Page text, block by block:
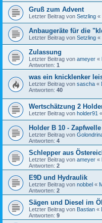
Gruß zum Advent
Letzter Beitrag von Setzling «
Anbaugeräte für die
Letzter Beitrag von Setzling «
Zulassung
Letzter Beitrag von ameyer «
Antworten: 1
was ein knicklenker
Letzter Beitrag von sascha «
Antworten: 40
Wertschätzung 2
Letzter Beitrag von holder91 «
Holder B 10 - Zapfwelle
Letzter Beitrag von
Antworten: 4
Schlepper aus
Letzter Beitrag von ameyer «
Antworten: 2
E9D und Hydraulik
Letzter Beitrag von nobbel «
Antworten: 2
Sägen und Diesel im Öl
Letzter Beitrag von Bastian «
Antworten: 9